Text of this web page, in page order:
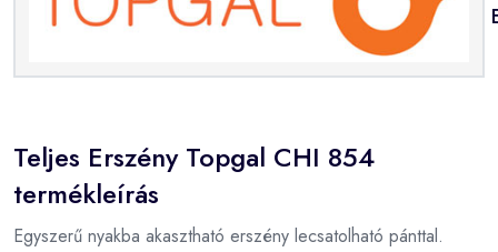
Teljes Erszény Topgal CHI 854
termékleírás
Egyszerű nyakba akasztható erszény lecsatolható pánttal.